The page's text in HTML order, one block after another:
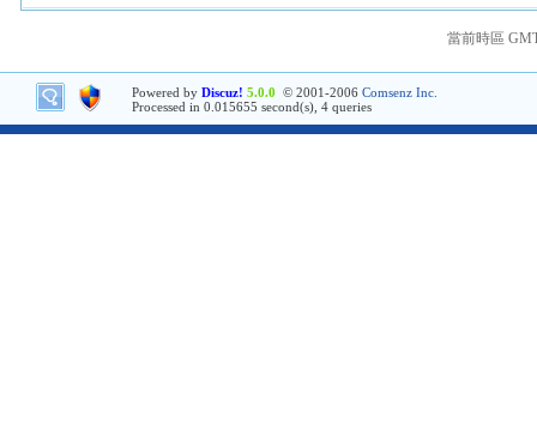
當前時區
Powered by Discuz! 5.0.0 © 2001-2006 Comsenz Inc.
Processed in 0.015655 second(s), 4 queries